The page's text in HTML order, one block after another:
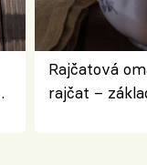
Rajčatová
rajčat –